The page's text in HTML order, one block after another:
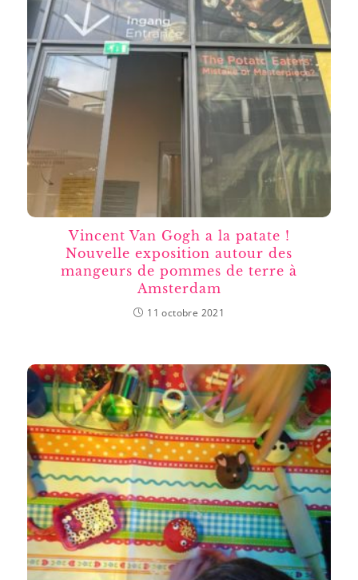
Vincent Van Gogh a la patate !
Nouvelle exposition autour des
mangeurs de pommes de terre à
Amsterdam
11 octobre 2021